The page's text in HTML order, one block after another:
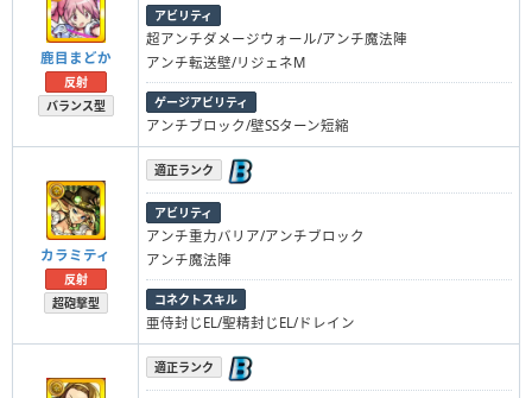
鹿目まどか
反射
バランス型
アビリティ
超アンチダメージウォール/アンチ魔法陣
アンチ転送壁/リジェネM
ゲージアビリティ
アンチブロック/壁SSターン短縮
カラミティ
反射
超砲撃型
適正ランク
アビリティ
アンチ重力バリア/アンチブロック
アンチ魔法陣
コネクトスキル
亜侍封じEL/聖精封じEL/ドレイン
適正ランク